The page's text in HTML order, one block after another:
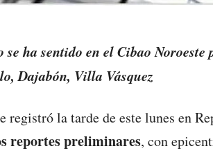
ha sentido en el Cibao Noroeste
Dajabón, Villa Vásquez
registró la tarde de este lunes en
reportes preliminares, con